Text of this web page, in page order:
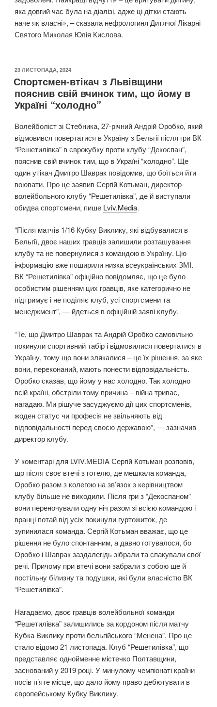
яка довгий час була на діалізі, адже ці дітки стають
наче як власні», – сказала нефрологиня Дитячої Лікарні
Святого Миколая Юлія Кислова.
ОПУБЛІКОВАНО
23 ЛИСТОПАДА, 2024
Спортсмен-втікач з Львівщини
пояснив свій вчинок тим, що йому в
Україні “холодно”
Волейболіст зі Стебника, 27-річний Андрій Оробко, який
відмовився повертатися в Україну з Бельгії після гри ВК
“Решетилівка” в єврокубку проти клубу “Декоспан”,
пояснив свій вчинок тим, що в Україні “холодно”. Ще
один утікач Дмитро Шаврак повідомив, що боїться йти
воювати. Про це заявив Сергій Котьман, директор
волейбольного клубу “Решетилівка”, де й виступали
обидва спортсмени, пише Lviv.Media.
“Після матчів 1/16 Кубку Виклику, які відбувалися в
Бельгії, двоє наших гравців залишили розташування
клубу та не повернулися з командою в Україну. Цю
інформацію вже поширили низка всеукраїнських ЗМІ.
ВК “Решетилівка” офіційно повідомляє, що це було
особистим рішенням цих гравців, яке категорично не
підтримує і не поділяє клуб, усі спортсмени та
менеджмент”, — йдеться в офіційній заяві клубу.
“Те, що Дмитро Шаврак та Андрій Оробко самовільно
покинули спортивний табір і відмовилися повертатися в
Україну, тому що вони злякалися – це їх рішення, за яке
вони, переконаний, мають понести відповідальність.
Оробко сказав, що йому у нас холодно. Так холодно
всій країні, обстріли тому причина – війна триває,
нагадаю. Ми рішуче засуджуємо дії цих спортсменів,
жоден статус чи професія не звільняють від
відповідальності перед своєю державою”, — зазначив
директор клубу.
У коментарі для LVIV.MEDIA Сергій Котьман розповів,
що після своє втечі з готелю, де мешкала команда,
Оробко разом з колегою на зв’язок з керівництвом
клубу більше не виходили. Після гри з “Декоспаном”
вони переночували одну ніч разом зі всією командою і
вранці потай від усіх покинули гуртожиток, де
зупинилася команда. Сергій Котьман вважає, що це
рішення не було спонтанним, а давно готувалося, бо
Оробко і Шаврак заздалегідь зібрали та спакували свої
речі. Причому при втечі вони забрали з собою ще й
постільну білизну та подушки, які були власністю ВК
“Решетилівка”.
Нагадаємо, двоє гравців волейбольної команди
“Решетилівка” залишились за кордоном після матчу
Кубка Виклику проти бельгійського “Менена”. Про це
стало відомо 21 листопада. Клуб “Решетилівка”, що
представляє однойменне містечко Полтавщини,
заснований у 2019 році. У минулому чемпіонаті країни
посів п’яте місце, що дало йому право дебютувати в
європейському Кубку Виклику.